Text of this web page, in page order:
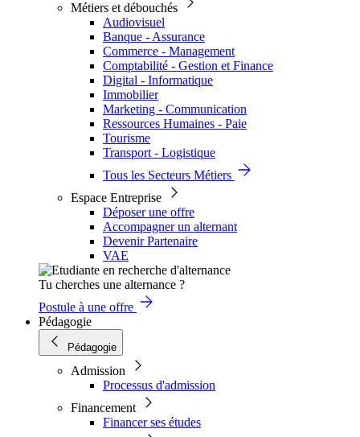
Métiers et débouchés
Audiovisuel
Banque - Assurance
Commerce - Management
Comptabilité - Gestion et Finance
Digital - Informatique
Immobilier
Marketing - Communication
Ressources Humaines - Paie
Tourisme
Transport - Logistique
Tous les Secteurs Métiers
Espace Entreprise
Déposer une offre
Accompagner un alternant
Devenir Partenaire
VAE
Tu cherches une alternance ?
Postule à une offre
Pédagogie
Pédagogie
Admission
Processus d'admission
Financement
Financer ses études